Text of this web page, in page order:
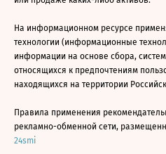
На информационном ресурсе
технологии (информационные
информации на основе сбора,
относящихся к предпочтениям
находящихся на территории
Правила применения
рекламно-обменной сети,
24smi